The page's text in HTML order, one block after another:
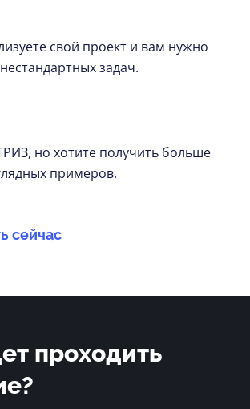
свой проект и вам нужно
задач.
но хотите получить больше
примеров.
сейчас
проходить